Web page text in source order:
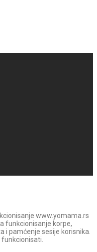
www.yomama.rs
funkcionisanje korpe,
i pamćenje sesije korisnika.